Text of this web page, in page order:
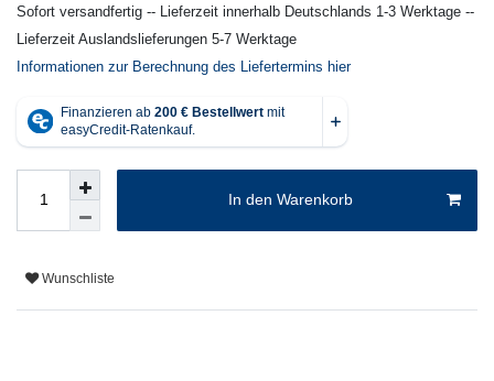
Sofort versandfertig -- Lieferzeit innerhalb Deutschlands 1-3 Werktage --
Lieferzeit Auslandslieferungen 5-7 Werktage
Informationen zur Berechnung des Liefertermins hier
In den Warenkorb
Wunschliste